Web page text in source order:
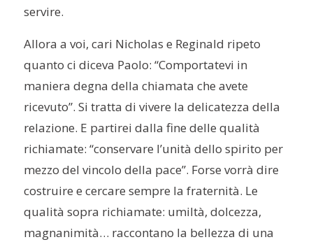
servire.
Allora a voi, cari Nicholas e Reginald ripeto
quanto ci diceva Paolo: “Comportatevi in
maniera degna della chiamata che avete
ricevuto”. Si tratta di vivere la delicatezza della
relazione. E partirei dalla fine delle qualità
richiamate: “conservare l’unità dello spirito per
mezzo del vincolo della pace”. Forse vorrà dire
costruire e cercare sempre la fraternità. Le
qualità sopra richiamate: umiltà, dolcezza,
magnanimità… raccontano la bellezza di una